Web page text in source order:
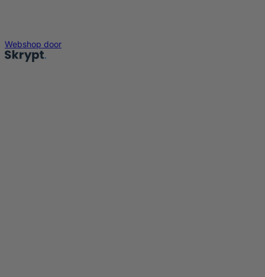
Webshop door